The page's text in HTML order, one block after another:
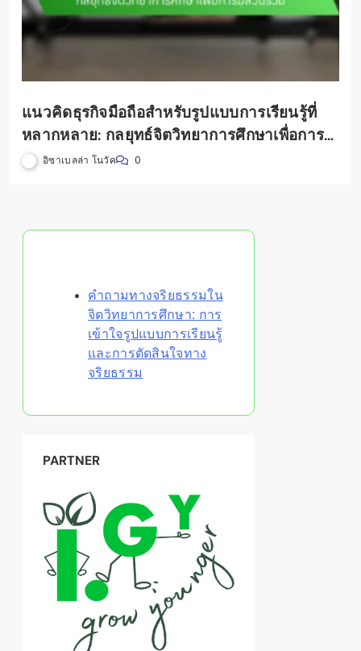
แนวคิดธุรกิจมือถือสำหรับรูปแบบการเรียนรู้ที่
หลากหลาย: กลยุทธ์จิตวิทยาการศึกษาเพื่อการมี
ส่วนร่วม
อิซาเบลล่า โนวัค 0
คำถามทางจริยธรรมใน
จิตวิทยาการศึกษา: การ
เข้าใจรูปแบบการเรียนรู้
และการตัดสินใจทาง
จริยธรรม
PARTNER